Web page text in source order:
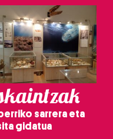
sarrera eta
gidatua